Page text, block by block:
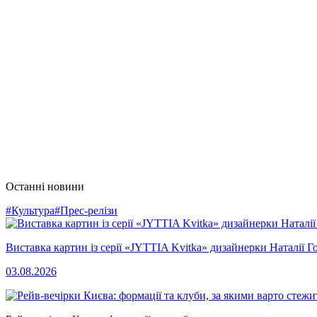
Останні новини
#Культура#Прес-релізи
Виставка картин із серії «JYTTIA Kvitka» дизайнерки Наталії
03.08.2026